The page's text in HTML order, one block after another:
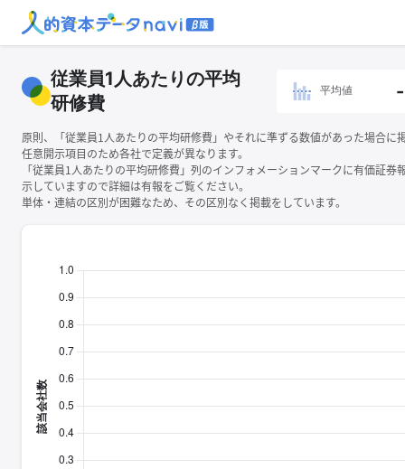
従業員1人あたりの平均
研修費
平均値
原則、「従業員1人あたりの平均研修費」やそれに準ずる数値があった場合に
任意開示項目のため各社で定義が異なります。
「従業員1人あたりの平均研修費」列のインフォメーションマークに有価証券
示していますので詳細は有報をご覧ください。
単体・連結の区別が困難なため、その区別なく掲載をしています。